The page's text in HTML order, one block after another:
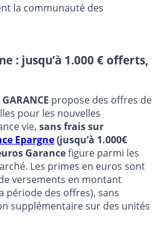
la communauté des
: jusqu’à 1.000 € offerts,
propose des offres de
pour les nouvelles
vie, sans frais sur
Epargne(jusqu’à 1.000€
Garancefigure parmi les
Les primes en euros sont
versements en montant
période des offres), sans
supplémentaire sur des unités